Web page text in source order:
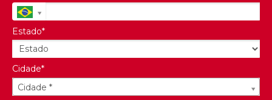
Estado*
Cidade*
Cidade *
Cidade*